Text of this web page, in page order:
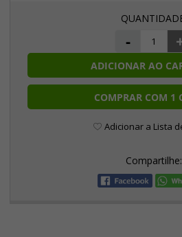
-
ADICIONAR AO
COMPRAR COM 1
Adicionar a Lista
Compartilhe: